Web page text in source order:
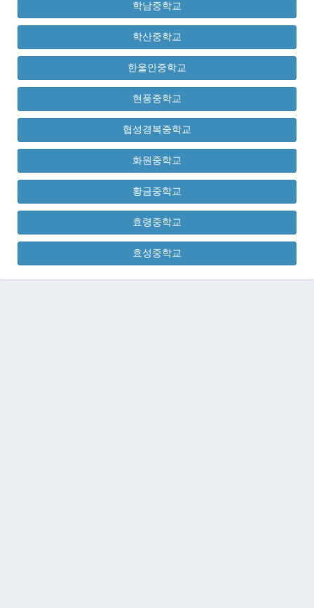
학남중학교
학산중학교
한울안중학교
현풍중학교
협성경복중학교
화원중학교
황금중학교
효령중학교
효성중학교